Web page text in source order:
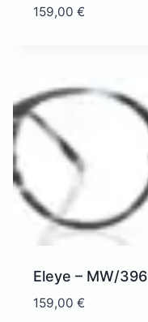
159,00€
Eleye – MW/396
159,00€